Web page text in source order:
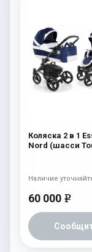
Коляска 2 в 1
Nord (шасси
60 000 e
Наличие